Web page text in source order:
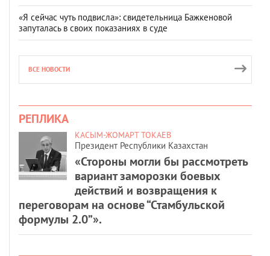
«Я сейчас чуть подвисла»: свидетельница Бажкеновой
запуталась в своих показаниях в суде
ВСЕ НОВОСТИ
РЕПЛИКА
КАСЫМ-ЖОМАРТ ТОКАЕВ
Президент Республики Казахстан
«Стороны могли бы рассмотреть
вариант заморозки боевых
действий и возвращения к
переговорам на основе “Стамбульской
формулы 2.0”».